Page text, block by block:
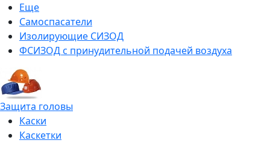
Еще
Самоспасатели
Изолирующие СИЗОД
ФСИЗОД с принудительной подачей воздуха
Защита головы
Каски
Каскетки